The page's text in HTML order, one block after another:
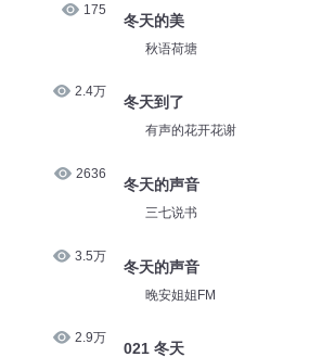
175
2.4万
2636
3.5万
2.9万
冬天的美
秋语荷塘
冬天到了
有声的花开花谢
冬天的声音
三七说书
冬天的声音
晚安姐姐FM
021 冬天